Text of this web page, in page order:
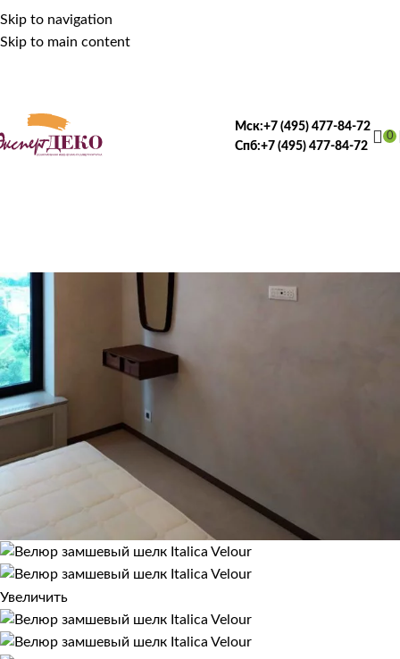
Skip to navigation
Skip to main content
Мск:+7 (495) 477-84-72
Спб:+7 (495) 477-84-72
0
Увеличить